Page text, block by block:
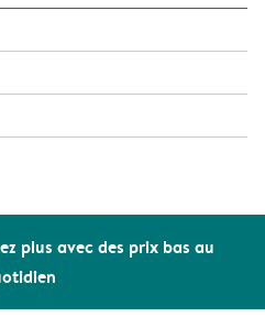
plus avec des prix bas au